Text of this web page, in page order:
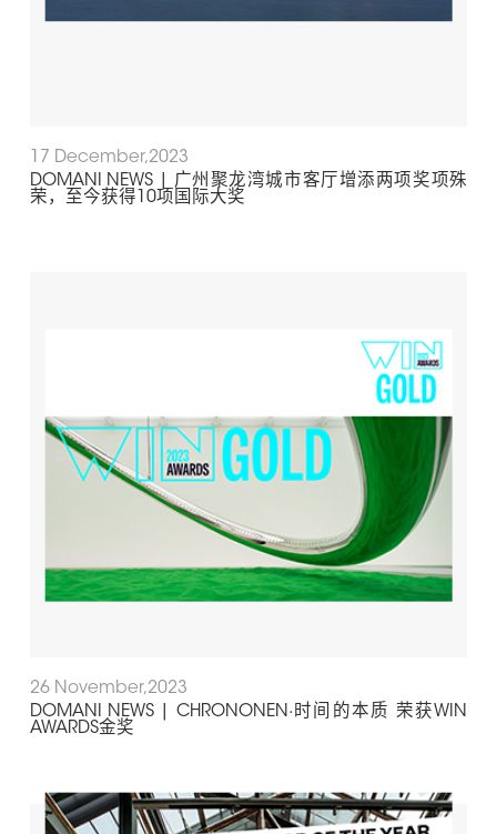
17 December,2023
DOMANI NEWS | 广州聚龙湾城市客厅增添两项奖项殊
荣，至今获得10项国际大奖
26 November,2023
DOMANI NEWS | CHRONONEN·时间的本质 荣获WIN
AWARDS金奖